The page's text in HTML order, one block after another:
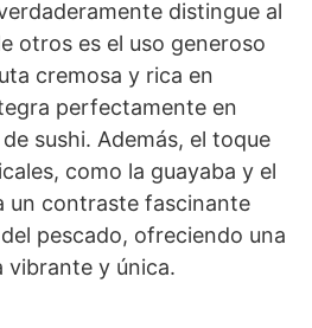
distingue al
otros es el uso generoso
cremosa y rica en
perfectamente en
sushi. Además, el toque
como la guayaba y el
un contraste fascinante
pescado, ofreciendo una
vibrante y única.